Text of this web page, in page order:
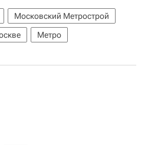
Московский Метрострой
Метро